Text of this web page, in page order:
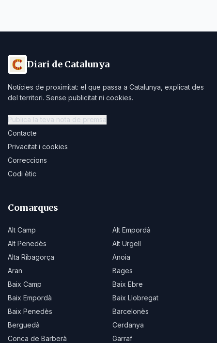
Diari de Catalunya
Notícies de proximitat: el que passa a Catalunya, explicat des
del territori. Sense publicitat ni cookies.
Publica la teva nota de premsa
Contacte
Privacitat i cookies
Correccions
Codi ètic
Comarques
Alt Camp
Alt Empordà
Alt Penedès
Alt Urgell
Alta Ribagorça
Anoia
Aran
Bages
Baix Camp
Baix Ebre
Baix Empordà
Baix Llobregat
Baix Penedès
Barcelonès
Berguedà
Cerdanya
Conca de Barberà
Garraf